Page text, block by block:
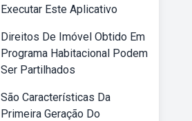
Executar Este Aplicativo
Direitos De Imóvel Obtido Em
Programa Habitacional Podem
Ser Partilhados
São Características Da
Primeira Geração Do